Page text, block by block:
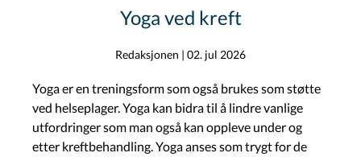
Yoga ved kreft
Redaksjonen | 02. jul 2026
Yoga er en treningsform som også brukes som støtte
ved helseplager. Yoga kan bidra til å lindre vanlige
utfordringer som man også kan oppleve under og
etter kreftbehandling. Yoga anses som trygt for de